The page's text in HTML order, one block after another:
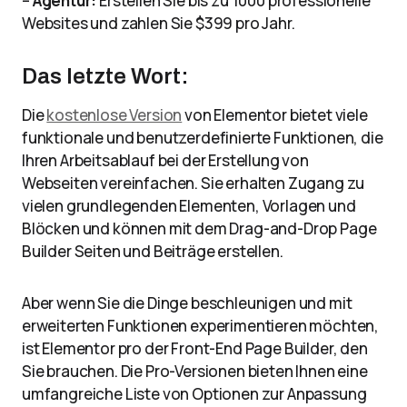
Websites und zahlen Sie $399 pro Jahr.
Das letzte Wort:
Diekostenlose Versionvon Elementor bietet viele
funktionale und benutzerdefinierte Funktionen, die
Ihren Arbeitsablauf bei der Erstellung von
Webseiten vereinfachen. Sie erhalten Zugang zu
vielen grundlegenden Elementen, Vorlagen und
Blöcken und können mit dem Drag-and-Drop Page
Builder Seiten und Beiträge erstellen.
Aber wenn Sie die Dinge beschleunigen und mit
erweiterten Funktionen experimentieren möchten,
ist Elementor pro der Front-End Page Builder, den
Sie brauchen. Die Pro-Versionen bieten Ihnen eine
umfangreiche Liste von Optionen zur Anpassung